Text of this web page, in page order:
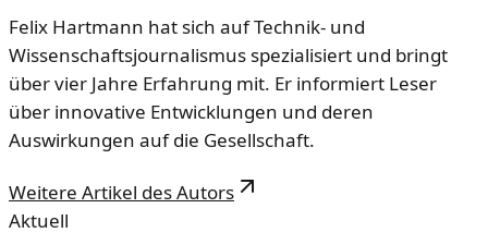
Felix Hartmann hat sich auf Technik- und
Wissenschaftsjournalismus spezialisiert und bringt
über vier Jahre Erfahrung mit. Er informiert Leser
über innovative Entwicklungen und deren
Auswirkungen auf die Gesellschaft.
Weitere Artikel des Autors
Aktuell